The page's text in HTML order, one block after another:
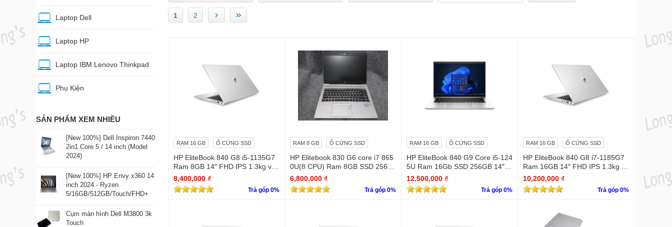
Laptop Dell
Laptop HP
Laptop IBM Lenovo Thinkpad
Phụ Kiện
SẢN PHẨM XEM NHIỀU
[New 100%] Dell Inspiron 7440
2in1 Core 5 / 14 inch (Model
2024)
[New 100%] HP Envy x360 14
inch 2024 - Ryzen
5/16GB/512GB/Touch/FHD+
Cụm màn hình Dell M3800 3k
Touch
1 2 › »
RAM 16 GB Ổ CỨNG SSD
HP EliteBook 840 G8 i5-1135G7
Ram 8GB 14″ FHD IPS 1.3kg vỏ
nhôm (98%)
8,400,000 ₫
Trả góp 0%
RAM 8 GB Ổ CỨNG SSD
HP Elitebook 830 G6 core i7 865
0U(8 CPU) Ram 8GB SSD 256G
B Full HD (1920 x 1080)
6,800,000 ₫
Trả góp 0%
RAM 16 GB Ổ CỨNG SSD
HP EliteBook 840 G9 Core i5-124
5U Ram 16Gb SSD 256GB 14″ F
HD Cảm ứng
12,500,000 ₫
Trả góp 0%
RAM 16 GB Ổ CỨNG SSD
HP EliteBook 840 G8 i7-1185G7
Ram 16GB 14″ FHD IPS 1.3kg vỏ
nhôm (98%)
10,200,000 ₫
Trả góp 0%